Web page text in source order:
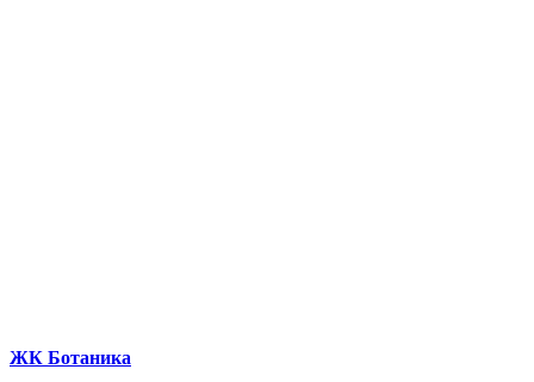
ЖК Ботаника